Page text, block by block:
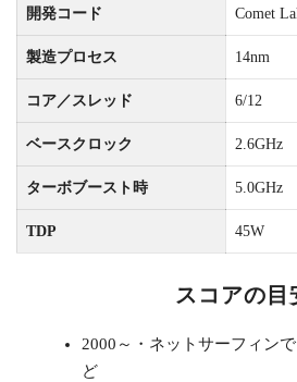
開発コード Comet
製造プロセス 14nm
コア／スレッド 6/12
ベースクロック 2.6GHz
ターボブースト時 5.0GHz
TDP 45W
スコアの目
2000～・ネットサーフィン
ど